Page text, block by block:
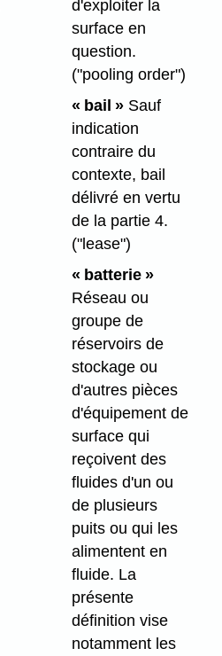
d'exploiter la
surface en
question.
("pooling order")
« bail »Sauf
indication
contraire du
contexte, bail
délivré en vertu
de la partie 4.
("lease")
« batterie »
Réseau ou
groupe de
réservoirs de
stockage ou
d'autres pièces
d'équipement de
surface qui
reçoivent des
fluides d'un ou
de plusieurs
puits ou qui les
alimentent en
fluide. La
présente
définition vise
notamment les